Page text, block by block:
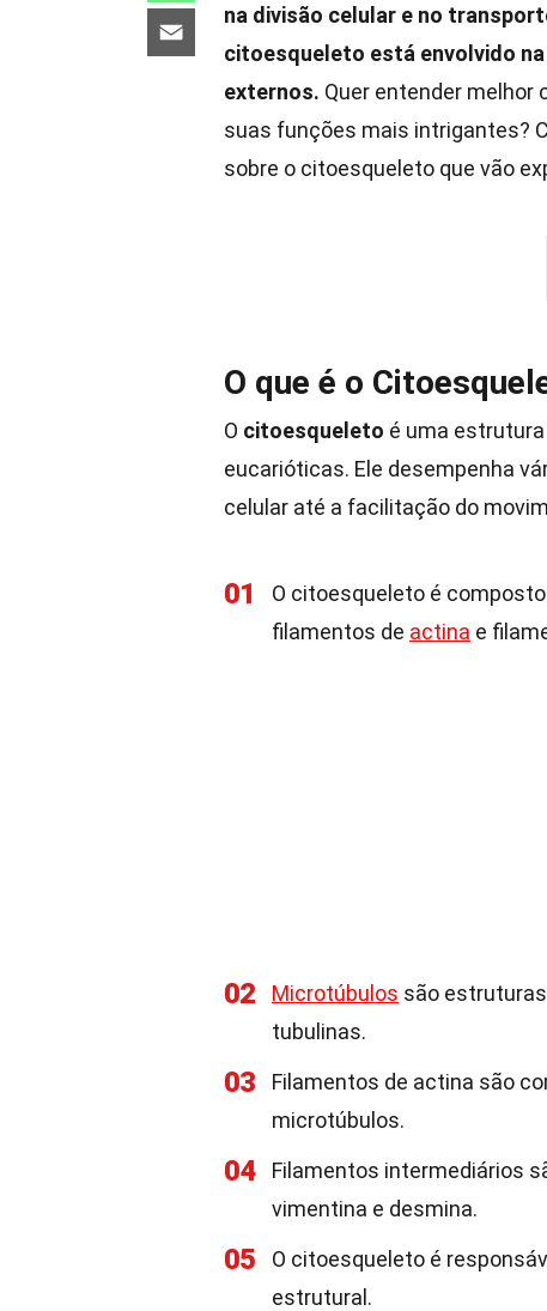
na divisão celular e no
citoesqueleto está envolvido
externos. Quer entender
suas funções mais intrigantes?
sobre o citoesqueleto que vão
O que é o
O citoesqueleto é uma
eucarióticas. Ele desempenha
celular até a facilitação do
01
O citoesqueleto é
filamentos de actina e
02 Microtúbulos são
tubulinas.
03
Filamentos de actina são
microtúbulos.
04
Filamentos intermediários
vimentina e desmina.
05
O citoesqueleto é
estrutural.